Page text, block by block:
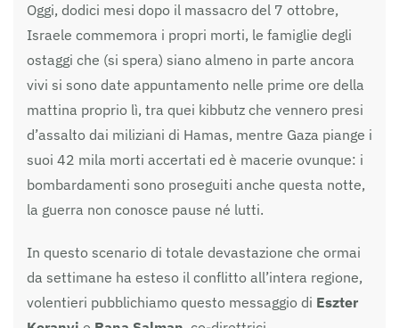
Oggi, dodici mesi dopo il massacro del 7 ottobre,
Israele commemora i propri morti, le famiglie degli
ostaggi che (si spera) siano almeno in parte ancora
vivi si sono date appuntamento nelle prime ore della
mattina proprio lì, tra quei kibbutz che vennero presi
d’assalto dai miliziani di Hamas, mentre Gaza piange i
suoi 42 mila morti accertati ed è macerie ovunque: i
bombardamenti sono proseguiti anche questa notte,
la guerra non conosce pause né lutti.
In questo scenario di totale devastazione che ormai
da settimane ha esteso il conflitto all’intera regione,
volentieri pubblichiamo questo messaggio di Eszter